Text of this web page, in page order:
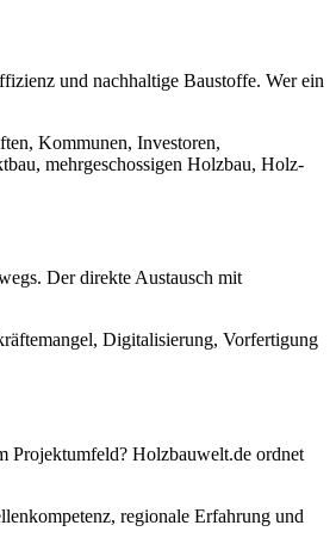
und nachhaltige Baustoffe. Wer ein
Kommunen, Investoren,
mehrgeschossigen Holzbau, Holz-
Der direkte Austausch mit
Digitalisierung, Vorfertigung
Projektumfeld? Holzbauwelt.de ordnet
regionale Erfahrung und